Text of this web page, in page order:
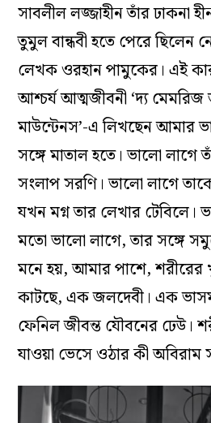
সাবলীল লজ্জাহীন তাঁর ঢাকনা
তুমুল বান্ধবী হতে পেরে ছিলেন
লেখক ওরহান পামুকের। এই
আশ্চর্য আত্মজীবনী ‘দ্য
মাউন্টেনস’-এ লিখছেন আমার
সঙ্গে মাতাল হতে। ভালো লাগে
সংলাপ সরণি। ভালো লাগে
যখন মগ্ন তার লেখার টেবিলে।
মতো ভালো লাগে, তার সঙ্গে
মনে হয়, আমার পাশে, শরীরের
কাটছে, এক জলদেবী। এক
ফেনিল জীবন্ত যৌবনের ঢেউ।
যাওয়া ভেসে ওঠার কী অবিরাম